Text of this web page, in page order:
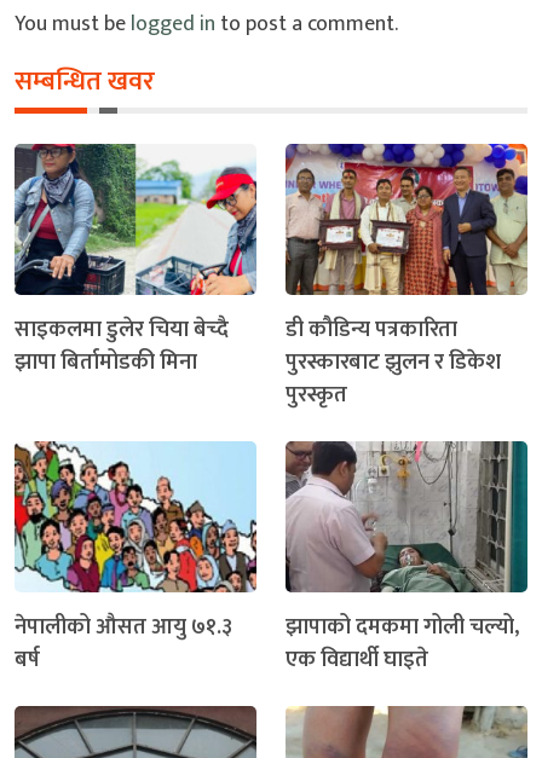
You must belogged in to post a comment.
सम्बन्धित खवर
साइकलमा डुलेर चिया बेच्दै
झापा बिर्तामोडकी मिना
डी कौडिन्य पत्रकारिता
पुरस्कारबाट झुलन र डिकेश
पुरस्कृत
नेपालीको औसत आयु ७१.३
बर्ष
झापाको दमकमा गोली चल्यो,
एक विद्यार्थी घाइते